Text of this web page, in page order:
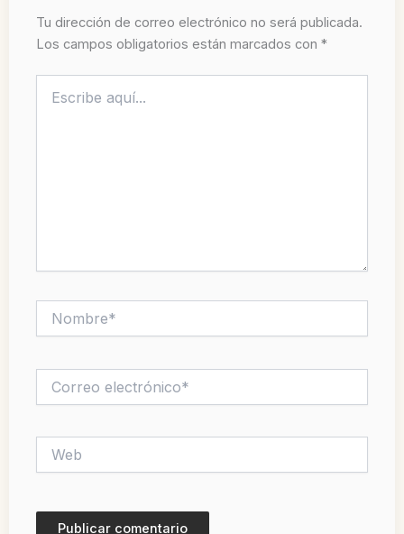
Tu dirección de correo electrónico no será publicada.
Los campos obligatorios están marcados con *
aquí...
electrónico*